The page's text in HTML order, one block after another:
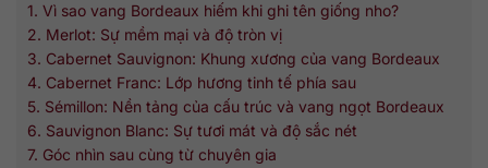
1. Vì sao vang Bordeaux hiếm khi ghi tên giống nho?
2. Merlot: Sự mềm mại và độ tròn vị
3. Cabernet Sauvignon: Khung xương của vang Bordeaux
4. Cabernet Franc: Lớp hương tinh tế phía sau
5. Sémillon: Nền tảng của cấu trúc và vang ngọt Bordeaux
6. Sauvignon Blanc: Sự tươi mát và độ sắc nét
7. Góc nhìn sau cùng từ chuyên gia